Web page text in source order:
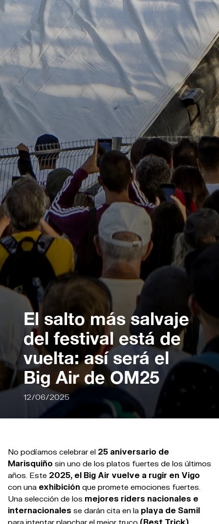
El salto más salvaje
del festival está de
vuelta: así será el
Big Air de OM25
12/06/2025
No podíamos celebrar el 25 aniversario de
Marisquiño sin uno de los platos fuertes de los últimos
años. Este 2025, el Big Air vuelve a rugir en Vigo
con una exhibición que promete emociones fuertes.
Una selección de los mejores riders nacionales e
internacionales se darán cita en la playa de Samil
para intentar planchar el mejor truco (Best Trick)